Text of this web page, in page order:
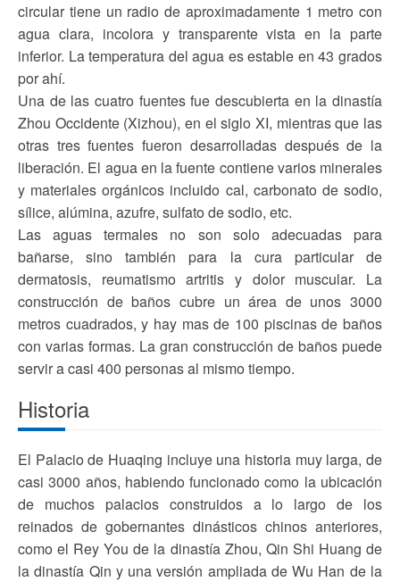
circular tiene un radio de aproximadamente 1 metro con
agua clara, incolora y transparente vista en la parte
inferior. La temperatura del agua es estable en 43 grados
por ahí.
Una de las cuatro fuentes fue descubierta en la dinastía
Zhou Occidente (Xizhou), en el siglo XI, mientras que las
otras tres fuentes fueron desarrolladas después de la
liberación. El agua en la fuente contiene varios minerales
y materiales orgánicos incluido cal, carbonato de sodio,
sílice, alúmina, azufre, sulfato de sodio, etc.
Las aguas termales no son solo adecuadas para
bañarse, sino también para la cura particular de
dermatosis, reumatismo artritis y dolor muscular. La
construcción de baños cubre un área de unos 3000
metros cuadrados, y hay mas de 100 piscinas de baños
con varias formas. La gran construcción de baños puede
servir a casi 400 personas al mismo tiempo.
Historia
El Palacio de Huaqing incluye una historia muy larga, de
casi 3000 años, habiendo funcionado como la ubicación
de muchos palacios construidos a lo largo de los
reinados de gobernantes dinásticos chinos anteriores,
como el Rey You de la dinastía Zhou, Qin Shi Huang de
la dinastía Qin y una versión ampliada de Wu Han de la